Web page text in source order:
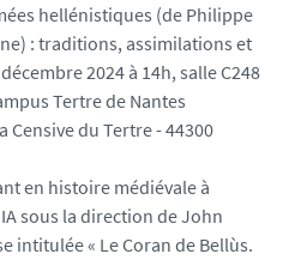
hellénistiques (de Philippe
: traditions, assimilations et
2024 à 14h, salle C248
Tertre de Nantes
Censive du Tertre - 44300
en histoire médiévale à
sous la direction de John
intitulée « Le Coran de Bellùs.